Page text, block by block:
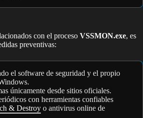
con el proceso VSSMON.exe, es
preventivas:
el software de seguridad y el propio
únicamente desde sitios oficiales.
con herramientas confiables
& Destroy o antivirus online de